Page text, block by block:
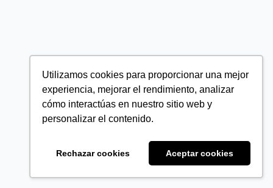
Utilizamos cookies para proporcionar una mejor
experiencia, mejorar el rendimiento, analizar
cómo interactúas en nuestro sitio web y
personalizar el contenido.
Rechazar cookies Aceptar cookies